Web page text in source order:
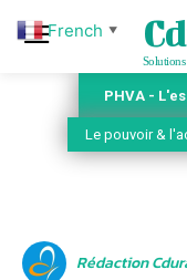
PHVA -
Le pouvoir &
Rédaction
French ▼